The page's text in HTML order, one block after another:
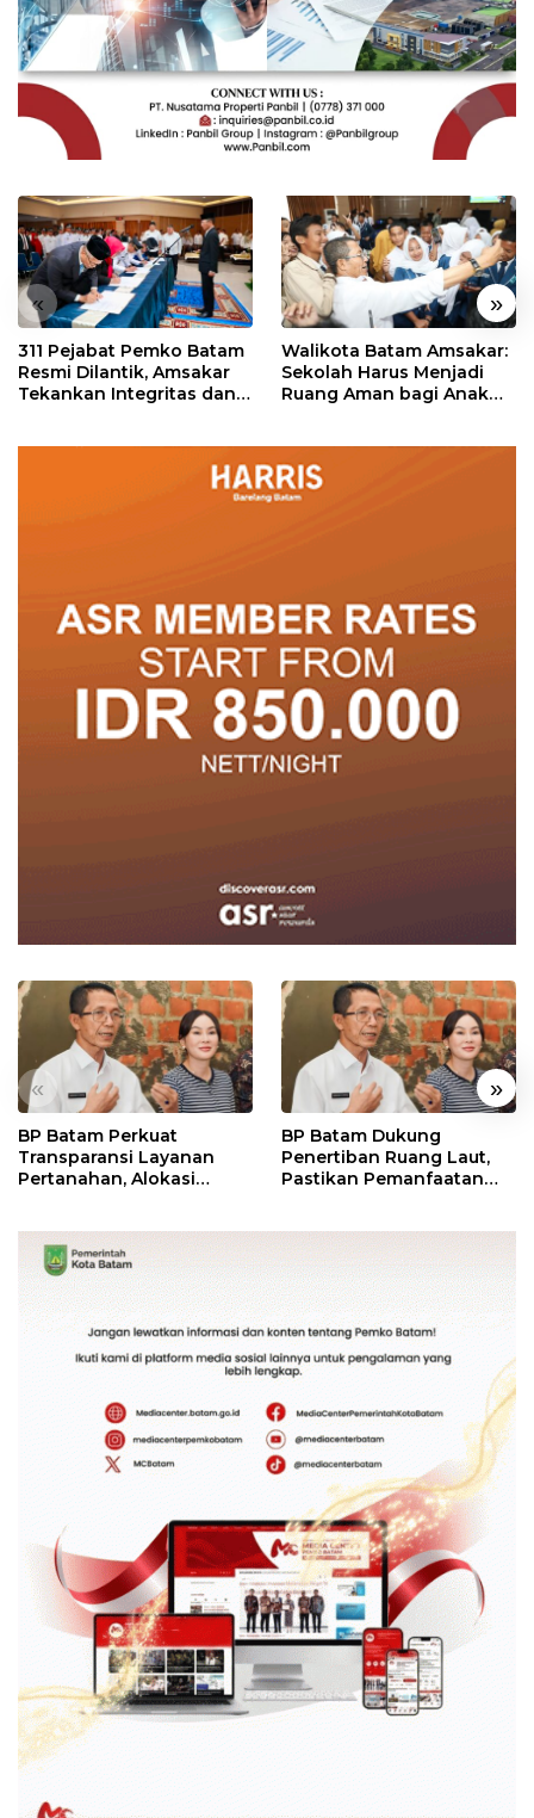
« »
311 Pejabat Pemko Batam
Resmi Dilantik, Amsakar
Tekankan Integritas dan
Walikota Batam Amsakar:
Sekolah Harus Menjadi
Ruang Aman bagi Anak
« »
BP Batam Perkuat
Transparansi Layanan
Pertanahan, Alokasi
BP Batam Dukung
Penertiban Ruang Laut,
Pastikan Pemanfaatan